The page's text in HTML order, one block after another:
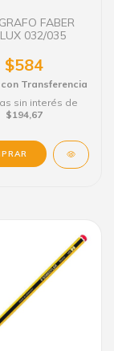
FABER
032/035
$584
con Transferencia
sin interés de
$194,67